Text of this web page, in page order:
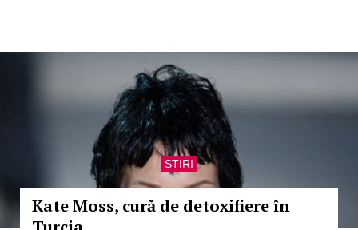
STIRI
Kate Moss, cură de detoxifiere în